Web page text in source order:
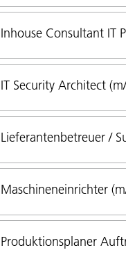
Inhouse Consultant IT
IT Security Architect
Lieferantenbetreuer /
Maschineneinrichter
Produktionsplaner